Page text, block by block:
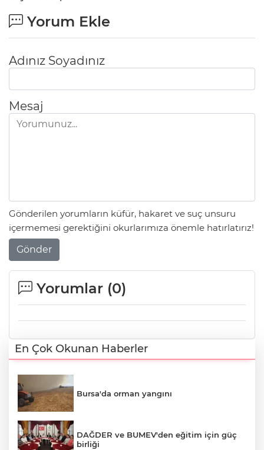
Yorum Ekle
Adınız Soyadınız
Mesaj
Gönderilen yorumların küfür, hakaret ve suç unsuru
içermemesi gerektiğini okurlarımıza önemle hatırlatırız!
Gönder
Yorumlar (0)
En Çok Okunan Haberler
Bursa'da orman yangını
DAĞDER ve BUMEV'den eğitim için güç
birliği